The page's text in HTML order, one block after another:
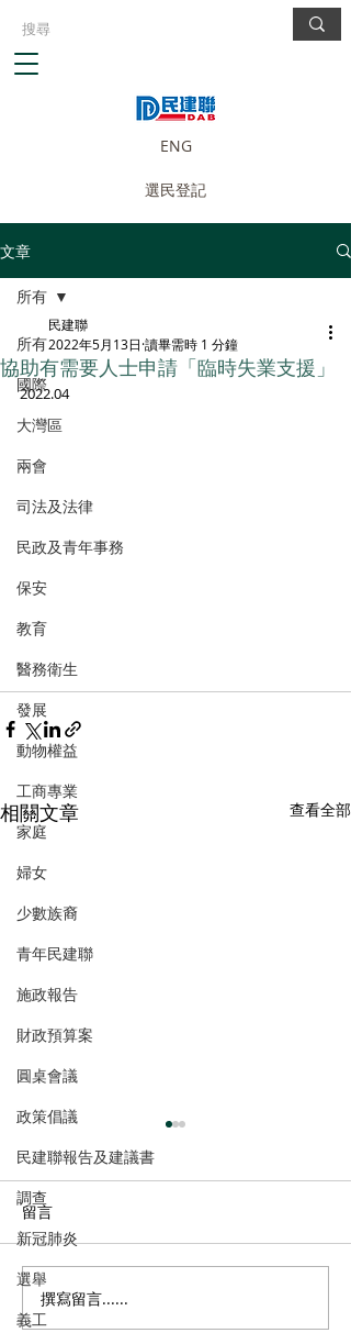
ENG
選民登記
文章
所有
國際
大灣區
兩會
司法及法律
民政及青年事務
保安
教育
醫務衛生
發展
動物權益
工商專業
家庭
婦女
少數族裔
青年民建聯
施政報告
財政預算案
圓桌會議
政策倡議
民建聯報告及建議書
調查
新冠肺炎
選舉
義工
所有
協助有需要人士申請「臨時失業支援」
民建聯
2022年5月13日 讀畢需時 1 分鐘
2022.04
相關文章 查看全部
港區全國人大代表團考察
安徽涇縣，調研紅色文化
留言
撰寫留言......